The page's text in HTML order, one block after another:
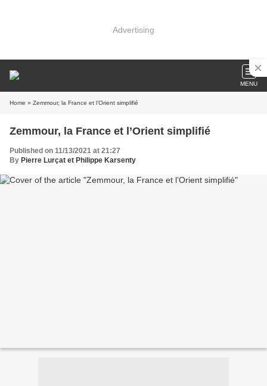
Advertising
MENU
Home » Zemmour, la France et l’Orient simplifié
Zemmour, la France et l’Orient simplifié
Published on 11/13/2021 at 21:27
By Pierre Lurçat et Philippe Karsenty